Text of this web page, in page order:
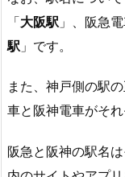
「大阪駅 」、阪急
駅 」です。
また、神戸側の駅
車と阪神電車がそ
阪急と阪神の駅名